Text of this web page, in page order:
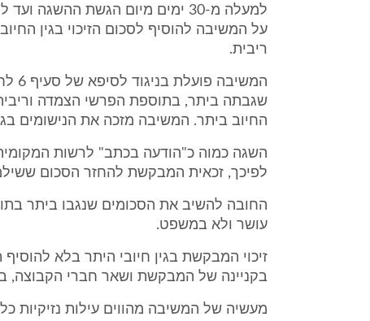
למעלה מ-30 ימים מיום הגשת
על המשיבה להוסיף לסכום הזיכוי בגין
ריבית.
החיוב ביתר. המשיבה מזכה את הנישומים
לפיכך, זכאית המבקשת להחזר הסכום
החובה להשיב את הסכומים שנגבו ביתר
עושר ולא במשפט.
זיכוי המבקשת בגין חיובי היתר בלא
בקניינה של המבקשת ושאר חברי הקבוצה,
מעשיה של המשיבה מהווים עילות